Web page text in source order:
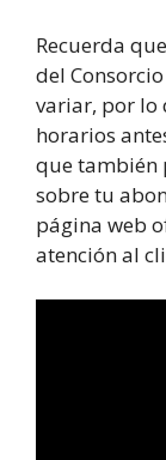
Recuerda
del
variar, por lo
horarios
que también
sobre tu
página web
atención al